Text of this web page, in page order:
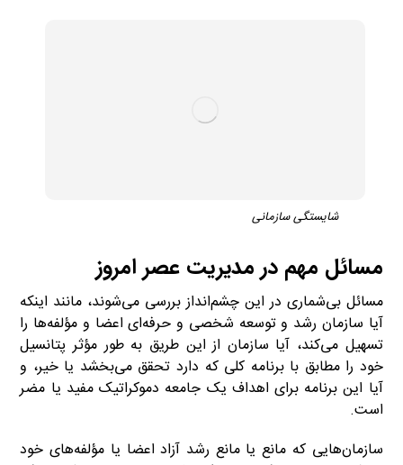
شایستگی سازمانی
مسائل مهم در مدیریت عصر امروز
مسائل بی‌شماری در این چشم‌انداز بررسی می‌شوند، مانند اینکه
آیا سازمان رشد و توسعه شخصی و حرفه‌ای اعضا و مؤلفه‌ها را
تسهیل می‌کند، آیا سازمان از این طریق به طور مؤثر پتانسیل
خود را مطابق با برنامه کلی که دارد تحقق می‌بخشد یا خیر، و
آیا این برنامه برای اهداف یک جامعه دموکراتیک مفید یا مضر
است.
سازمان‌هایی که مانع یا مانع رشد آزاد اعضا یا مؤلفه‌های خود